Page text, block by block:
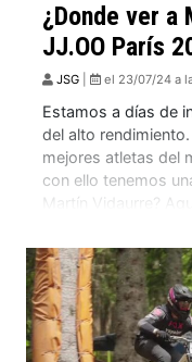
¿Donde ver a
JJ.OO París
JSG el 23/07/24 a
Estamos a días de
del alto
mejores atletas del
con ello tenemos
Martín Vidaurre?